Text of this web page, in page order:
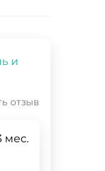
и
отзыв
мес.